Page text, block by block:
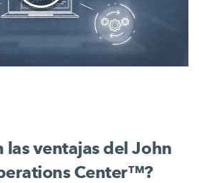
las ventajas del John
Center™?